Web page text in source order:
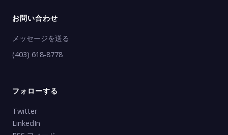
お問い合わせ
メッセージを送る
(403) 618-8778
フォローする
Twitter
LinkedIn